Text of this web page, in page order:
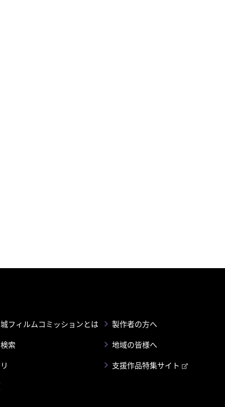
フィルムコミッションとは
製作者の方へ
索
地域の皆様へ
支援作品特集サイト